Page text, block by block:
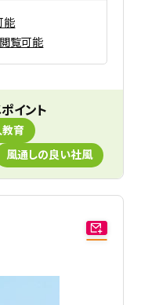
能
覧可能
イント
教育
風通しの良い社風